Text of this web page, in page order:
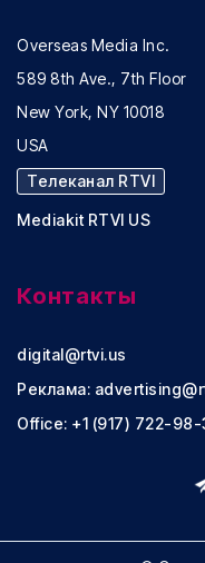
Overseas Media Inc.
589 8th Ave., 7th Floor
New York, NY 10018
USA
Телеканал RTVI
Mediakit RTVI US
Контакты
digital@rtvi.us
Реклама:
Office: +1 (917) 722-